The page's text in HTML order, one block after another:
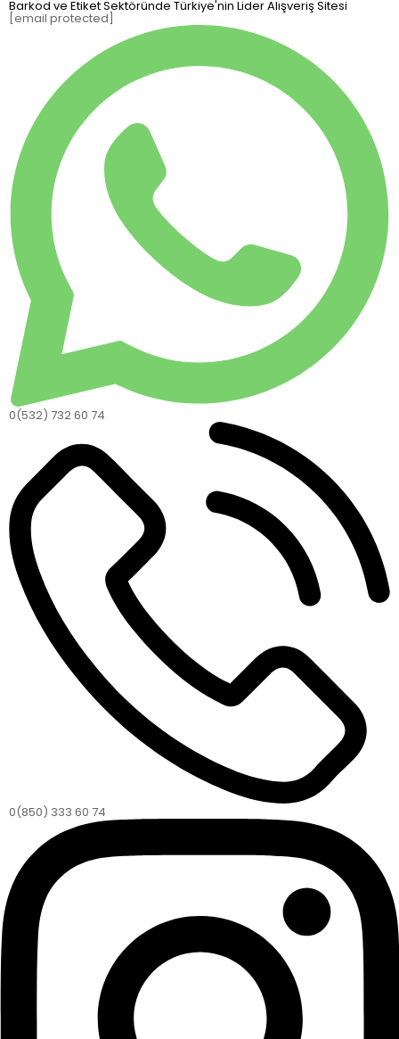
Barkod ve Etiket Sektöründe Türkiye'nin Lider Alışveriş Sitesi
[email protected]
0(532) 732 60 74
0(850) 333 60 74